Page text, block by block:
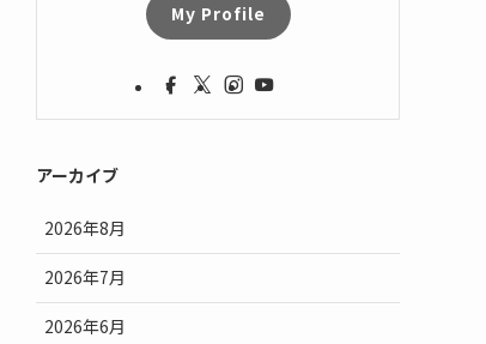
My Profile
アーカイブ
2026年8月
2026年7月
2026年6月